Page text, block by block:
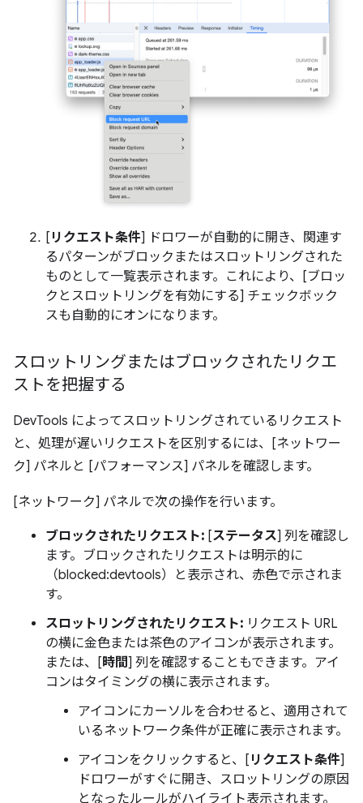
[ リクエスト条件] ドロワーが自動的に開き、関連す
るパターンがブロックまたはスロットリングされた
ものとして一覧表示されます。これにより、[ブロッ
クとスロットリングを有効にする] チェックボック
スも自動的にオンになります。
スロットリングまたはブロックされたリクエ
ストを把握する
DevTools によってスロットリングされているリクエスト
と、処理が遅いリクエストを区別するには、[ネットワー
ク] パネルと [パフォーマンス] パネルを確認します。
[ネットワーク] パネルで次の操作を行います。
ブロックされたリクエスト: [ステータス] 列を確認し
ます。ブロックされたリクエストは明示的に
（blocked:devtools）と表示され、赤色で示されま
す。
スロットリングされたリクエスト: リクエスト URL
の横に金色または茶色のアイコンが表示されます。
または、[時間] 列を確認することもできます。アイ
コンはタイミングの横に表示されます。
アイコンにカーソルを合わせると、適用されて
いるネットワーク条件が正確に表示されます。
アイコンをクリックすると、[ リクエスト条件]
ドロワーがすぐに開き、スロットリングの原因
となったルールがハイライト表示されます。